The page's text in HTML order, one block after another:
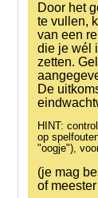
Door het
te vullen,
van een
die je wél
zetten.
De
HINT:
op
"oogje"),
(je mag
of